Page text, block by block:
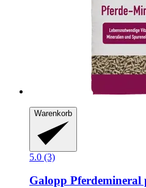
Warenkorb
5.0 (3)
Galopp Pferdemineral